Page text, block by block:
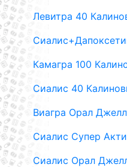
Левитра 40
Камагра 100
Сиалис 40
Виагра Орал
Сиалис Супер
Сиалис Орал